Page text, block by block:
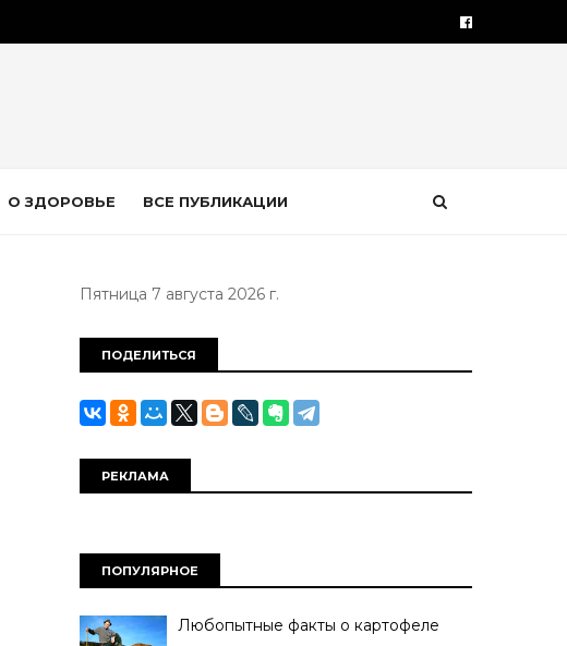
О ЗДОРОВЬЕ ВСЕ ПУБЛИКАЦИИ
Пятница 7 августа 2026 г.
ПОДЕЛИТЬСЯ
РЕКЛАМА
ПОПУЛЯРНОЕ
Любопытные факты о картофеле